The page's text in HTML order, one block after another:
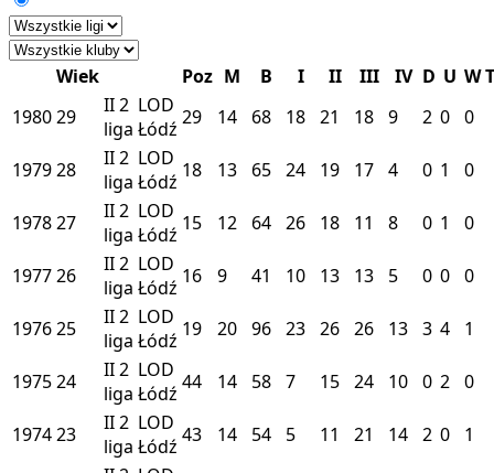
Wiek Poz M B I II III IV D U WT
198029 II2
liga
LOD
Łódź 29 14 68 18 21 18 9 2 0 0
197928 II2
liga
LOD
Łódź 18 13 65 24 19 17 4 0 1 0
197827 II2
liga
LOD
Łódź 15 12 64 26 18 11 8 0 1 0
197726 II2
liga
LOD
Łódź 16 9 41 10 13 13 5 0 0 0
197625 II2
liga
LOD
Łódź 19 20 96 23 26 26 13 3 4 1
197524 II2
liga
LOD
Łódź 44 14 58 7 15 24 10 0 2 0
197423 II2
liga
LOD
Łódź 43 14 54 5 11 21 14 2 0 1